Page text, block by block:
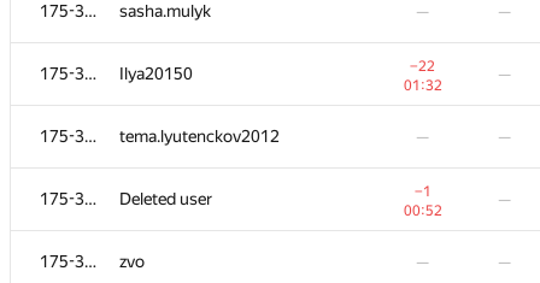
175-364 sasha.mulyk — —
175-364 Ilya20150
−22
01:32
—
175-364 tema.lyutenckov2012 — —
175-364 Deleted user
−1
00:52
—
175-364 zvo — —
a2vi
−1
01:23
Pavel Oreshin
Виктор Василевский
−37
01:39
01:29